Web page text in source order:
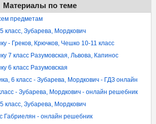
Материалы по теме
предметам
класс, Зубарева, Мордкович
- Греков, Крючков, Чешко 10-11 класс
7 класс Разумовская, Львова, Капинос
6 класс Разумовская
6 класс - Зубарева, Мордкович - ГДЗ онлайн
- Зубарева, Мордкович - онлайн решебник
класс, Зубарева, Мордкович
Габриелян - онлайн решебник